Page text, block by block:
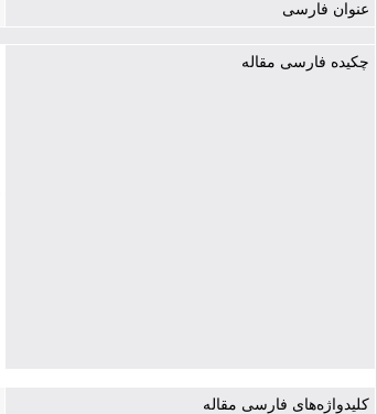
عنوان فارسی
چکیده فارسی مقاله
کلیدواژه‌های فارسی مقاله